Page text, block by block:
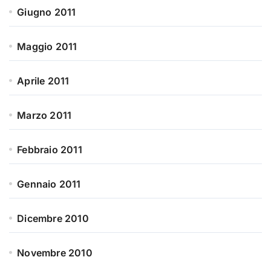
Giugno 2011
Maggio 2011
Aprile 2011
Marzo 2011
Febbraio 2011
Gennaio 2011
Dicembre 2010
Novembre 2010